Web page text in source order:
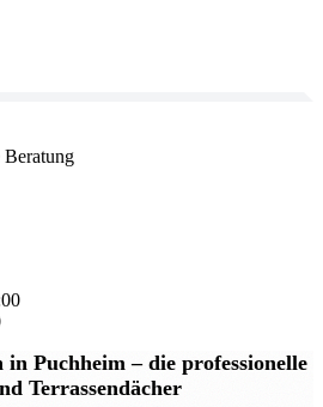
Beratung
in Puchheim– die professionelle
Terrassendächer